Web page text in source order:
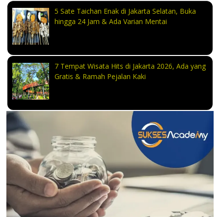
5 Sate Taichan Enak di Jakarta Selatan, Buka
hingga 24 Jam & Ada Varian Mentai
7 Tempat Wisata Hits di Jakarta 2026, Ada yang
Gratis & Ramah Pejalan Kaki